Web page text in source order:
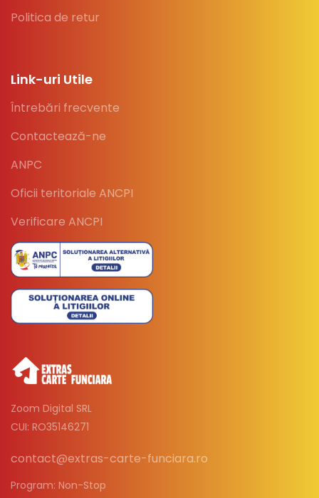
Politica de retur
Link-uri Utile
Întrebări frecvente
Contactează-ne
ANPC
Oficii teritoriale ANCPI
Verificare ANCPI
Zoom Digital SRL
CUI: RO35146271
contact@extras-carte-funciara.ro
Program: Non-Stop